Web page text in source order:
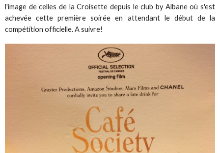
l'image de celles de la Croisette depuis le club by Albane où s'est
achevée cette première soirée en attendant le début de la
compétition officielle. A suivre!